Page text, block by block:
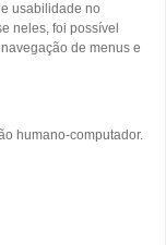
usabilidade no
neles, foi possível
de menus e
humano-computador.